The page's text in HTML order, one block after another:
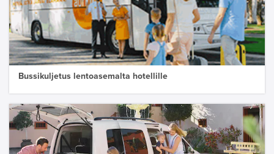
Bussikuljetus lentoasemalta hotellille